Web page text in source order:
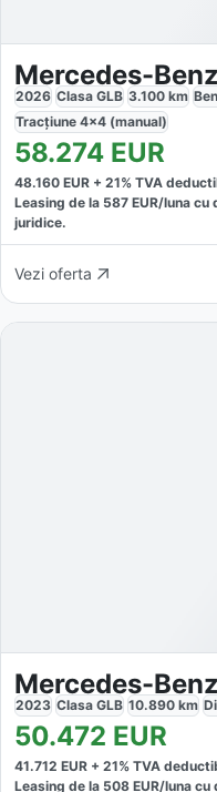
Mercedes-
2026 Clasa GLB 3.100 km
Tracțiune 4x4 (manual)
58.274 EUR
48.160 EUR + 21% TVA
Leasing de la 587 EUR/luna cu
juridice.
Vezi oferta
2023 Clasa GLB 10.890 km
50.472 EUR
41.712 EUR + 21% TVA
Leasing de la 508 EUR/luna cu